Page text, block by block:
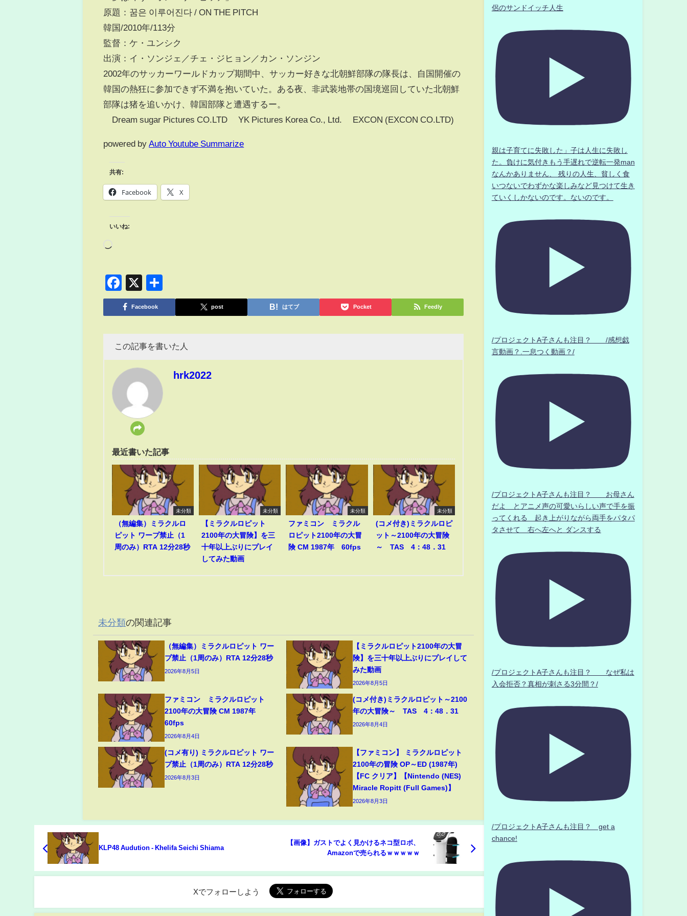
原題：꿈은 이루어진다 / ON THE PITCH
韓国/2010年/113分
監督：ケ・ユンシク
出演：イ・ソンジェ／チェ・ジヒョン／カン・ソンジン
2002年のサッカーワールドカップ期間中、サッカー好きな北朝鮮部隊の隊長は、自国開催の
韓国の熱狂に参加できず不満を抱いていた。ある夜、非武装地帯の国境巡回していた北朝鮮
部隊は猪を追いかけ、韓国部隊と遭遇するー。
©Dream sugar Pictures CO.LTD ©YK Pictures Korea Co., Ltd. ©EXCON (EXCON CO.LTD)
powered by Auto Youtube Summarize
共有:
Facebook X
いいね:
Facebook
X
有
Facebook post はてブ Pocket Feedly
この記事を書いた人
hrk2022
最近書いた記事
未分類
（無編集）ミラクルロ
ピット ワープ禁止（1
周のみ）RTA 12分28秒
未分類
【ミラクルロピット
2100年の大冒険】を三
十年以上ぶりにプレイ
してみた動画
未分類
ファミコン ミラクル
ロピット2100年の大冒
険 CM 1987年 60fps
未分類
(コメ付き)ミラクルロピ
ット～2100年の大冒険
～ TAS 4：48．31
未分類の関連記事
（無編集）ミラクルロピット ワー
プ禁止（1周のみ）RTA 12分28秒
2026年8月5日
【ミラクルロピット2100年の大冒
険】を三十年以上ぶりにプレイして
みた動画
2026年8月5日
ファミコン ミラクルロピット
2100年の大冒険 CM 1987年
60fps
2026年8月4日
(コメ付き)ミラクルロピット～2100
年の大冒険～ TAS 4：48．31
2026年8月4日
(コメ有り) ミラクルロピット ワー
プ禁止（1周のみ）RTA 12分28秒
2026年8月3日
【ファミコン】 ミラクルロピット
2100年の冒険 OP～ED (1987年)
【FC クリア】【Nintendo (NES)
Miracle Ropitt (Full Games)】
2026年8月3日
KLP48 Audution - Khelifa Seichi Shiama
【画像】ガストでよく見かけるネコ型ロボ、
Amazonで売られるｗｗｗｗｗ
Xでフォローしよう
侶のサンドイッチ人生
親は子育てに失敗した」子は人生に失敗し
た。負けに気付きもう手遅れで逆転一発man
なんかありません、 残りの人生、貧しく食
いつないでわずかな楽しみなど見つけて生き
ていくしかないのです。ないのです。
/プロジェクトA子さんも注目？ /感想戯
言動画？.一息つく動画？/
/プロジェクトA子さんも注目？ お母さん
だよ とアニメ声の可愛いらしい声で手を振
ってくれる 起き上がりながら両手をパタパ
タさせて 右へ左へと ダンスする
/プロジェクトA子さんも注目？ なぜ私は
入会拒否？真相が刺さる3分間？/
/プロジェクトA子さんも注目？ get a
chance!